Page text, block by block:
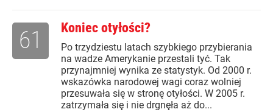
Koniec otyłości?
Po trzydziestu latach szybkiego przybierania
na wadze Amerykanie przestali tyć. Tak
przynajmniej wynika ze statystyk. Od 2000 r.
wskazówka narodowej wagi coraz wolniej
przesuwała się w stronę otyłości. W 2005 r.
zatrzymała się i nie drgnęła aż do...
61